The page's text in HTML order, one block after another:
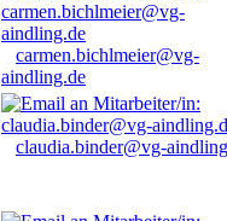
carmen.bichlmeier@vg-
aindling.de
claudia.binder@vg-